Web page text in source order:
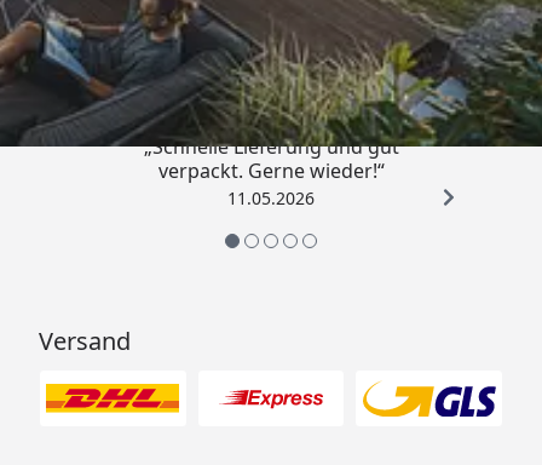
Trusted Shops
4,93/ 5
„Schnelle Lieferung und gut
verpackt. Gerne wieder!“
11.05.2026
Versand